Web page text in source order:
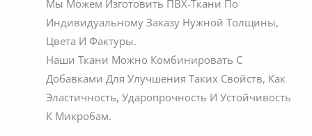
Мы Можем Изготовить ПВХ-Ткани По
Индивидуальному Заказу Нужной Толщины,
Цвета И Фактуры.
Наши Ткани Можно Комбинировать С
Добавками Для Улучшения Таких Свойств, Как
Эластичность, Ударопрочность И Устойчивость
К Микробам.